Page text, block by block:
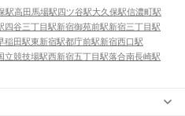
駅高田馬場駅四ツ谷駅大久保駅信濃町駅
四谷三丁目駅新宿御苑前駅新宿三丁目駅
稲田駅東新宿駅都庁前駅新宿西口駅
立競技場駅西新宿五丁目駅落合南長崎駅